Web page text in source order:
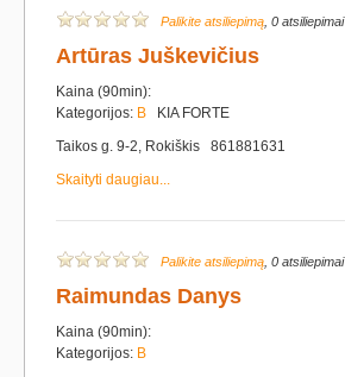
Palikite atsiliepimą , 0 atsiliepimai
Artūras Juškevičius
Kaina (90min):
Kategorijos: B KIA FORTE
Taikos g. 9-2, Rokiškis 861881631
Skaityti daugiau...
Palikite atsiliepimą , 0 atsiliepimai
Raimundas Danys
Kaina (90min):
Kategorijos: B